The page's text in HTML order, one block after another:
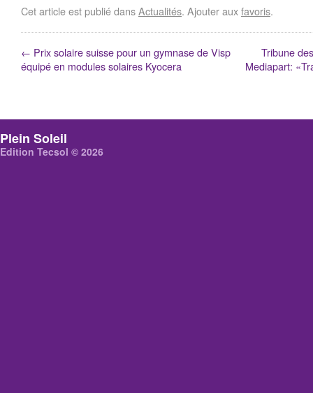
Cet article est publié dansActualités. Ajouter auxfavoris.
← Prix solaire suisse pour un gymnase de Visp
équipé en modules solaires Kyocera
Tribune
Mediapart:
Plein Soleil
Edition Tecsol © 2026